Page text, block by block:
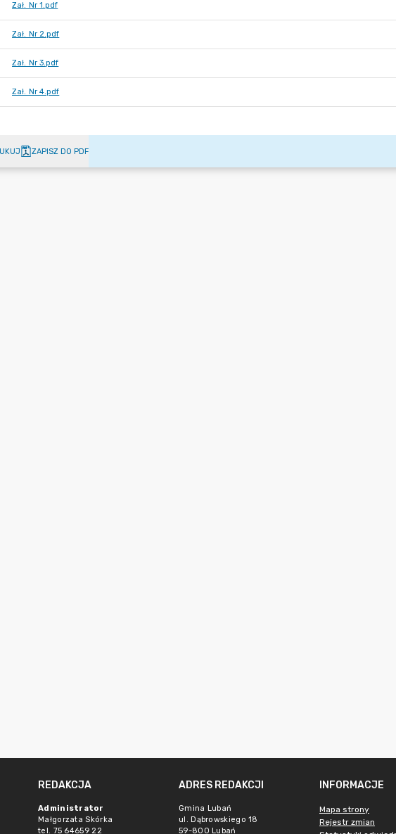
Zał. Nr 1.pdf
Zał. Nr 2.pdf
Zał. Nr 3.pdf
Zał. Nr 4.pdf
ZAPISZ DO PDF
REDAKCJA
Administrator
Małgorzata Skórka
tel. 75 64659 22
ADRES REDAKCJI
Gmina Lubań
ul. Dąbrowskiego 18
59-800 Lubań
INFORMACJE
Mapa strony
Rejestr zmian